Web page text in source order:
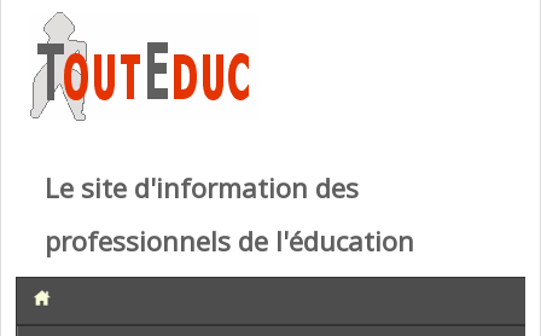
Le site d'information des
professionnels de l'éducation